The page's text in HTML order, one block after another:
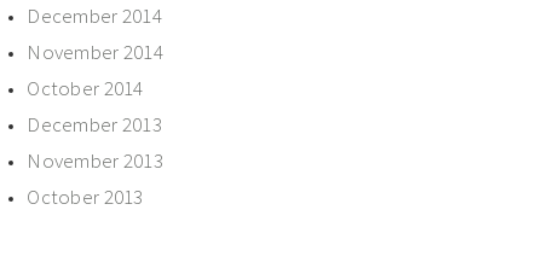
December 2014
November 2014
October 2014
December 2013
November 2013
October 2013